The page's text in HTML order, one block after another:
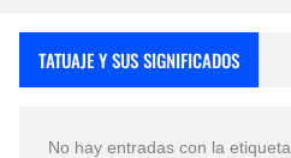
TATUAJE Y SUS SIGNIFICADOS
No hay entradas con la etiqueta